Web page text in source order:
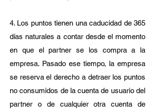
4. Los puntos tienen una caducidad de 365
días naturales a contar desde el momento
en que el partner se los compra a la
empresa. Pasado ese tiempo, la empresa
se reserva el derecho a detraer los puntos
no consumidos de la cuenta de usuario del
partner o de cualquier otra cuenta de